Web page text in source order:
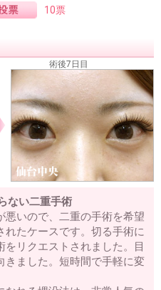
10票
術後7日目
ない二重手術
悪いので、二重の手術を希望
れたケースです。切る手術に
リクエストされました。目
きました。短時間で手軽に変